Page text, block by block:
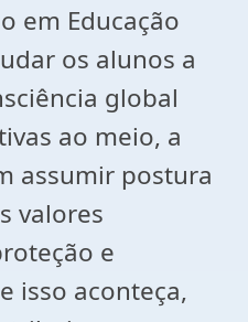
em Educação
os alunos a
global
ao meio, a
assumir postura
valores
e
isso aconteça,